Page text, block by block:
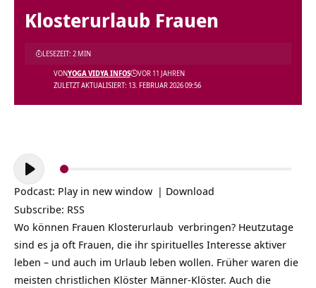
Klosterurlaub Frauen
ZULETZT AKTUALISIERT: 13. FEBRUAR 2026 09:56
VONYOGA VIDYA INFOS VOR 11 JAHREN
LESEZEIT: 2 MIN
Audio-
Player
Podcast: Play in new window | Download
Subscribe: RSS
Wo können Frauen Klosterurlaub verbringen? Heutzutage
sind es ja oft Frauen, die ihr spirituelles Interesse aktiver
leben – und auch im Urlaub leben wollen. Früher waren die
meisten christlichen Klöster Männer-Klöster. Auch die